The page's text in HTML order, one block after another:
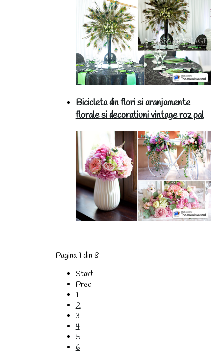
Bicicleta din flori si aranjamente
florale si decoratiuni vintage roz pal
Pagina 1 din 8
Start
Prec
1
2
3
4
5
6